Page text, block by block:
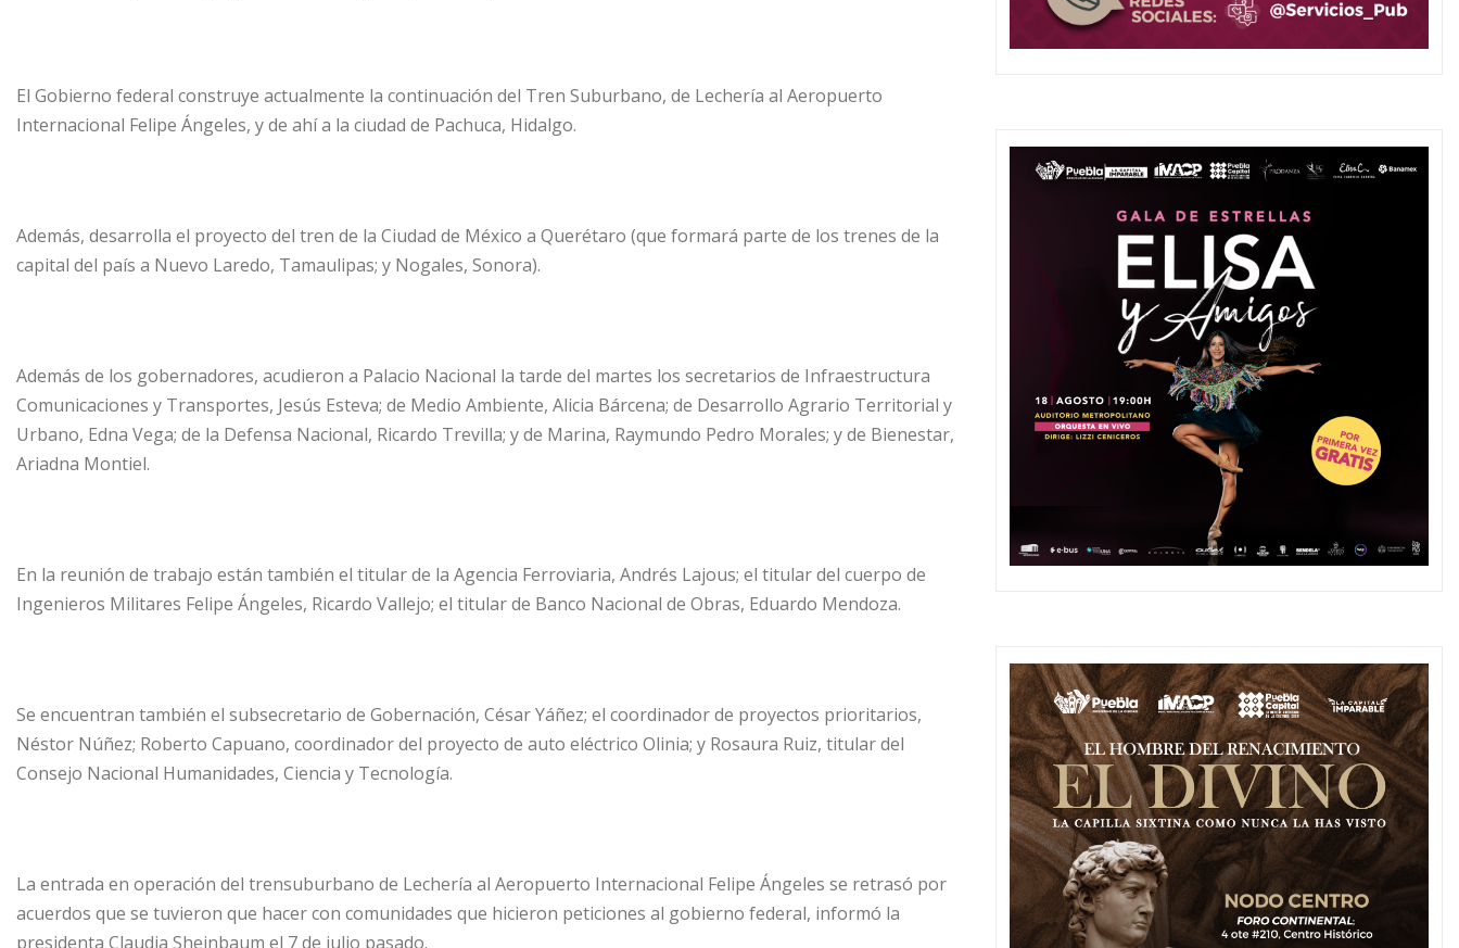
El Gobierno federal construye actualmente la continuación del Tren Suburbano, de Lechería al Aeropuerto
Internacional Felipe Ángeles, y de ahí a la ciudad de Pachuca, Hidalgo.
Además, desarrolla el proyecto del tren de la Ciudad de México a Querétaro (que formará parte de los trenes de la
capital del país a Nuevo Laredo, Tamaulipas; y Nogales, Sonora).
Además de los gobernadores, acudieron a Palacio Nacional la tarde del martes los secretarios de Infraestructura
Comunicaciones y Transportes, Jesús Esteva; de Medio Ambiente, Alicia Bárcena; de Desarrollo Agrario Territorial y
Urbano, Edna Vega; de la Defensa Nacional, Ricardo Trevilla; y de Marina, Raymundo Pedro Morales; y de Bienestar,
Ariadna Montiel.
En la reunión de trabajo están también el titular de la Agencia Ferroviaria, Andrés Lajous; el titular del cuerpo de
Ingenieros Militares Felipe Ángeles, Ricardo Vallejo; el titular de Banco Nacional de Obras, Eduardo Mendoza.
Se encuentran también el subsecretario de Gobernación, César Yáñez; el coordinador de proyectos prioritarios,
Néstor Núñez; Roberto Capuano, coordinador del proyecto de auto eléctrico Olinia; y Rosaura Ruiz, titular del
Consejo Nacional Humanidades, Ciencia y Tecnología.
La entrada en operación del trensuburbano de Lechería al Aeropuerto Internacional Felipe Ángeles se retrasó por
acuerdos que se tuvieron que hacer con comunidades que hicieron peticiones al gobierno federal, informó la
presidenta Claudia Sheinbaum el 7 de julio pasado.